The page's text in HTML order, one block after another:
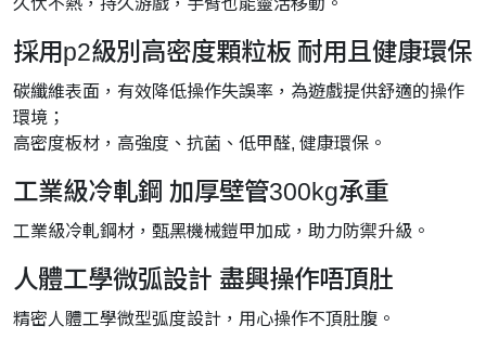
久伏不熱，持久游戲，手臂也能靈活移動。
採用p2級別高密度顆粒板 耐用且健康環保
碳纖維表面，有效降低操作失誤率，為遊戲提供舒適的操作
環境；
高密度板材，高強度、抗菌、低甲醛, 健康環保。
工業級冷軋鋼 加厚壁管300kg承重
工業級冷軋鋼材，甄黑機械鎧甲加成，助力防禦升級。
人體工學微弧設計 盡興操作唔頂肚
精密人體工學微型弧度設計，用心操作不頂肚腹。